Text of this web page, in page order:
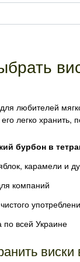
любителей
его легко хранить,
бурбон в
карамели и
компаний
по всей Украине
виски